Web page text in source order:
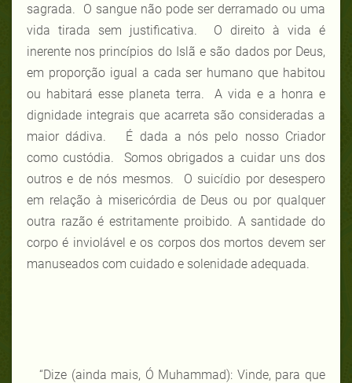
sagrada. O sangue não pode ser derramado ou uma
vida tirada sem justificativa. O direito à vida é
inerente nos princípios do Islã e são dados por Deus,
em proporção igual a cada ser humano que habitou
ou habitará esse planeta terra. A vida e a honra e
dignidade integrais que acarreta são consideradas a
maior dádiva. É dada a nós pelo nosso Criador
como custódia. Somos obrigados a cuidar uns dos
outros e de nós mesmos. O suicídio por desespero
em relação à misericórdia de Deus ou por qualquer
outra razão é estritamente proibido. A santidade do
corpo é inviolável e os corpos dos mortos devem ser
manuseados com cuidado e solenidade adequada.
“Dize (ainda mais, Ó Muhammad): Vinde, para que